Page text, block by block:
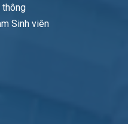
thông
Sinh viên